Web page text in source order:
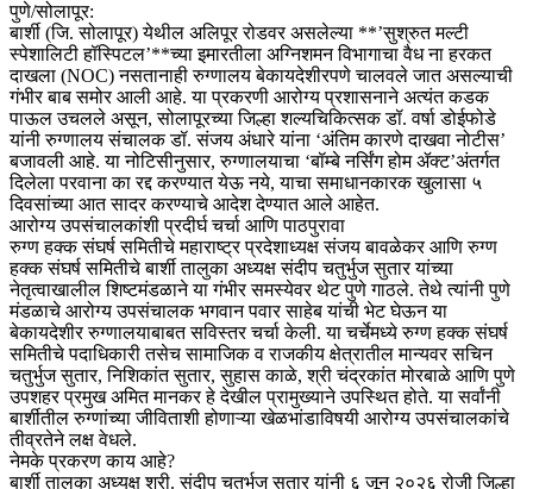
​पुणे/सोलापूर:
बार्शी (जि. सोलापूर) येथील अलिपूर रोडवर असलेल्या **’सुश्रुत मल्टी
स्पेशालिटी हॉस्पिटल’**च्या इमारतीला अग्निशमन विभागाचा वैध ना हरकत
दाखला (NOC) नसतानाही रुग्णालय बेकायदेशीरपणे चालवले जात असल्याची
गंभीर बाब समोर आली आहे. या प्रकरणी आरोग्य प्रशासनाने अत्यंत कडक
पाऊल उचलले असून, सोलापूरच्या जिल्हा शल्यचिकित्सक डॉ. वर्षा डोईफोडे
यांनी रुग्णालय संचालक डॉ. संजय अंधारे यांना ‘अंतिम कारणे दाखवा नोटीस’
बजावली आहे. या नोटिसीनुसार, रुग्णालयाचा ‘बॉम्बे नर्सिंग होम ॲक्ट’अंतर्गत
दिलेला परवाना का रद्द करण्यात येऊ नये, याचा समाधानकारक खुलासा ५
दिवसांच्या आत सादर करण्याचे आदेश देण्यात आले आहेत.
​आरोग्य उपसंचालकांशी प्रदीर्घ चर्चा आणि पाठपुरावा
​रुग्ण हक्क संघर्ष समितीचे महाराष्ट्र प्रदेशाध्यक्ष संजय बावळेकर आणि रुग्ण
हक्क संघर्ष समितीचे बार्शी तालुका अध्यक्ष संदीप चतुर्भुज सुतार यांच्या
नेतृत्वाखालील शिष्टमंडळाने या गंभीर समस्येवर थेट पुणे गाठले. तेथे त्यांनी पुणे
मंडळाचे आरोग्य उपसंचालक भगवान पवार साहेब यांची भेट घेऊन या
बेकायदेशीर रुग्णालयाबाबत सविस्तर चर्चा केली. या चर्चेमध्ये रुग्ण हक्क संघर्ष
समितीचे पदाधिकारी तसेच सामाजिक व राजकीय क्षेत्रातील मान्यवर सचिन
चतुर्भुज सुतार, निशिकांत सुतार, सुहास काळे, श्री चंद्रकांत मोरबाळे आणि पुणे
उपशहर प्रमुख अमित मानकर हे देखील प्रामुख्याने उपस्थित होते. या सर्वांनी
बार्शीतील रुग्णांच्या जीविताशी होणाऱ्या खेळभांडाविषयी आरोग्य उपसंचालकांचे
तीव्रतेने लक्ष वेधले.
​नेमके प्रकरण काय आहे?
​बार्शी तालुका अध्यक्ष श्री. संदीप चतुर्भुज सुतार यांनी ६ जून २०२६ रोजी जिल्हा